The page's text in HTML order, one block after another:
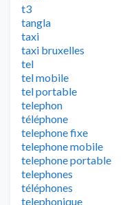
t3
tangla
taxi
taxi bruxelles
tel
tel mobile
tel portable
telephon
téléphone
telephone fixe
telephone mobile
telephone portable
telephones
téléphones
telephonique